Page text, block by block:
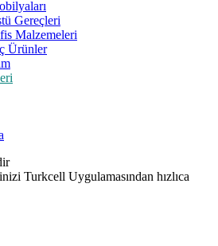
Gereçleri
Malzemeleri
Ürünler
Turkcell Uygulamasından hızlıca